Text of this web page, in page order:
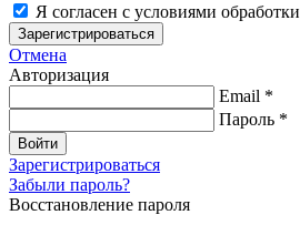
Я согласен с условиями обработки
Зарегистрироваться
Отмена
Авторизация
Email *
Пароль *
Войти
Зарегистрироваться
Забыли пароль?
Восстановление пароля